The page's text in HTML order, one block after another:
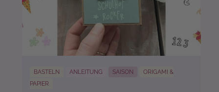
BASTELN ANLEITUNG SAISON
ORIGAMI &
PAPIER